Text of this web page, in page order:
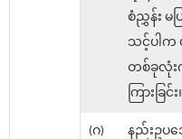
စံညွှန်း
သင့်ပါက
တစ်ခုလုံး
ကြားခြင်း
(ဂ)
နည်းဥပ